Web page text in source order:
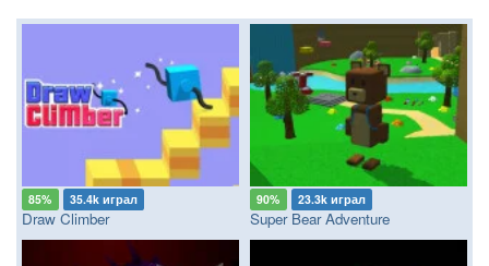
85% 35.4k играл
Draw Climber
90% 23.3k играл
Super Bear Adventure